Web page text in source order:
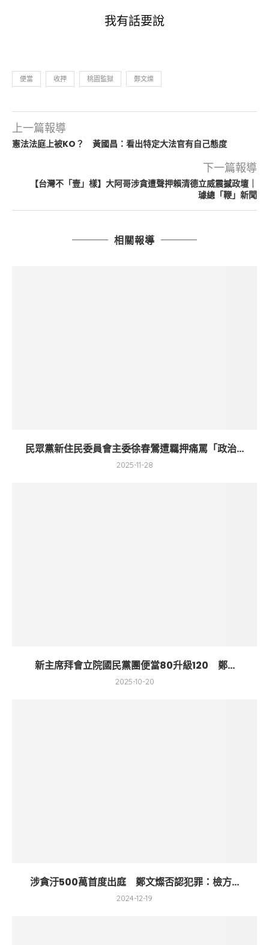
我有話要說
便當 收押 桃園監獄 鄭文燦
上一篇報導
憲法法庭上被KO？ 黃國昌：看出特定大法官有自己態度
下一篇報導
【台灣不「壹」樣】大阿哥涉貪遭聲押賴清德立威震撼政壇｜
璩總「鞭」新聞
相關報導
民眾黨新住民委員會主委徐春鶯遭羈押痛罵「政治...
2025-11-28
新主席拜會立院國民黨團便當80升級120 鄭...
2025-10-20
涉貪汙500萬首度出庭 鄭文燦否認犯罪：檢方...
2024-12-19